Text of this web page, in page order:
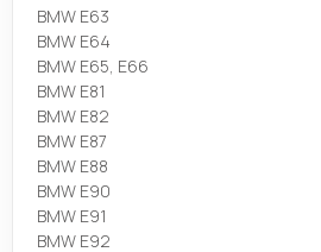
BMW E63
BMW E64
BMW E65, E66
BMW E81
BMW E82
BMW E87
BMW E88
BMW E90
BMW E91
BMW E92